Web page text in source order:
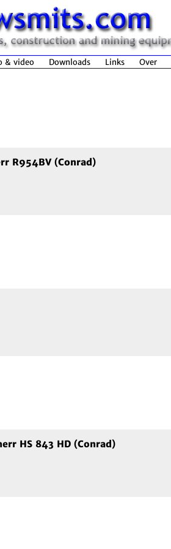
& video Downloads Links Over
R954BV (Conrad)
HS 843 HD (Conrad)